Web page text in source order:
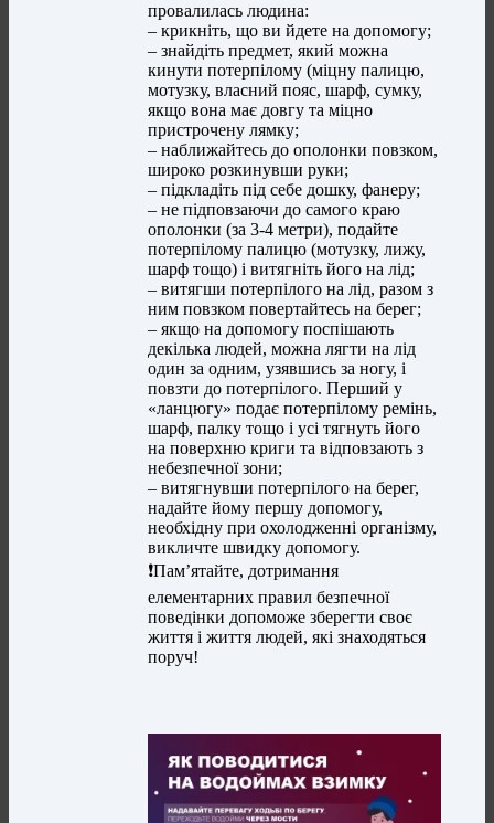
провалилась людина:
– крикніть, що ви йдете на допомогу;
– знайдіть предмет, який можна
кинути потерпілому (міцну палицю,
мотузку, власний пояс, шарф, сумку,
якщо вона має довгу та міцно
пристрочену лямку;
– наближайтесь до ополонки повзком,
широко розкинувши руки;
– підкладіть під себе дошку, фанеру;
– не підповзаючи до самого краю
ополонки (за 3-4 метри), подайте
потерпілому палицю (мотузку, лижу,
шарф тощо) і витягніть його на лід;
– витягши потерпілого на лід, разом з
ним повзком повертайтесь на берег;
– якщо на допомогу поспішають
декілька людей, можна лягти на лід
один за одним, узявшись за ногу, і
повзти до потерпілого. Перший у
«ланцюгу» подає потерпілому ремінь,
шарф, палку тощо і усі тягнуть його
на поверхню криги та відповзають з
небезпечної зони;
– витягнувши потерпілого на берег,
надайте йому першу допомогу,
необхідну при охолодженні організму,
викличте швидку допомогу.
❗️Пам’ятайте, дотримання
елементарних правил безпечної
поведінки допоможе зберегти своє
життя і життя людей, які знаходяться
поруч!